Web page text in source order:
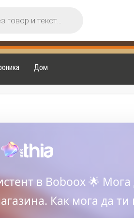
Дом
в Boboox 🌟
Как мога да ти